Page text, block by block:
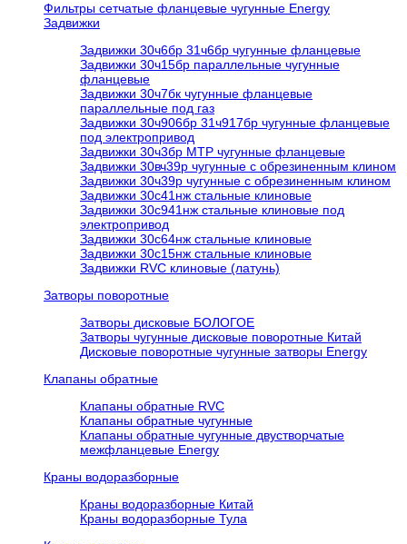
Фильтры сетчатые фланцевые чугунные Energy
Задвижки
Задвижки 30ч6бр 31ч6бр чугунные фланцевые
Задвижки 30ч15бр параллельные чугунные
фланцевые
Задвижки 30ч7бк чугунные фланцевые
параллельные под газ
Задвижки 30ч906бр 31ч917бр чугунные фланцевые
под электропривод
Задвижки 30ч3бр МТР чугунные фланцевые
Задвижки 30вч39р чугунные с обрезиненным клином
Задвижки 30ч39р чугунные с обрезиненным клином
Задвижки 30с41нж стальные клиновые
Задвижки 30с941нж стальные клиновые под
электропривод
Задвижки 30с64нж стальные клиновые
Задвижки 30с15нж стальные клиновые
Задвижки RVC клиновые (латунь)
Затворы поворотные
Затворы дисковые БОЛОГОЕ
Затворы чугунные дисковые поворотные Китай
Дисковые поворотные чугунные затворы Energy
Клапаны обратные
Клапаны обратные RVC
Клапаны обратные чугунные
Клапаны обратные чугунные двустворчатые
межфланцевые Energy
Краны водоразборные
Краны водоразборные Китай
Краны водоразборные Тула